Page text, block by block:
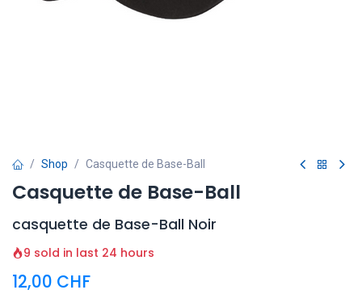
Shop Casquette de Base-Ball
Casquette de Base-Ball
casquette de Base-Ball Noir
9 sold in last 24 hours
12,00 CHF